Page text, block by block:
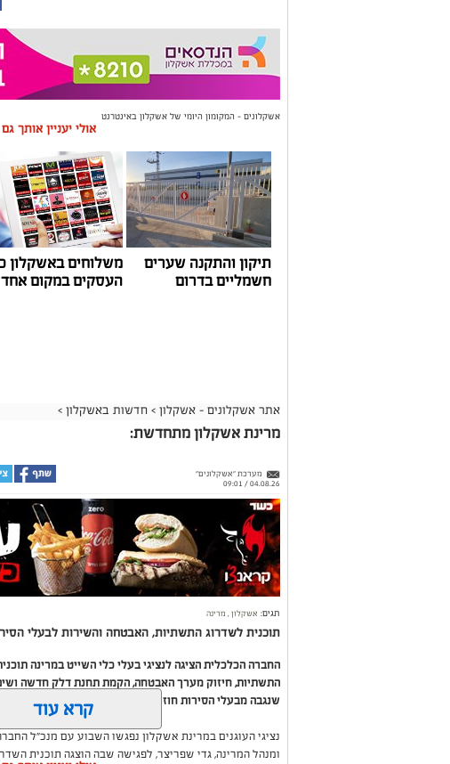
אשקלונים - המקומון היומי של אשקלון באינטרנט
אולי יעניין אותך גם
תיקון והתקנה שערים
חשמליים בדרום
משלוחים באשקלון
העסקים במקום אחד
אתר אשקלונים - אשקלון > חדשות באשקלון >
מרינת אשקלון מתחדשת:
מערכת "אשקלונים"
04.08.26 / 09:01
תגים: אשקלון, מרינה
תוכנית לשדרוג התשתיות, האבטחה והשירות לבעלי
החברה הכלכלית הציגה לנציגי בעלי כלי השייט במרינה
התשתיות, חיזוק מערך האבטחה, הקמת תחנת דלק חדשה
שנגבה מבעלי הסירות חוזר בחזרה אליהם באמצעות שיפור
נציגי העוגנים במרינת אשקלון נפגשו השבוע עם מנכ"ל
ומנהל המרינה, גדי שפריצר, לפגישה שבה הוצגה תוכנית
קרא עוד